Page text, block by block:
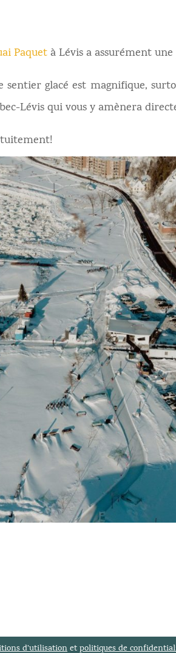
Paquetà Lévis a assurément
glacé est magnifique,
Lévis qui vous y amènera
d’utilisationetpolitiques de